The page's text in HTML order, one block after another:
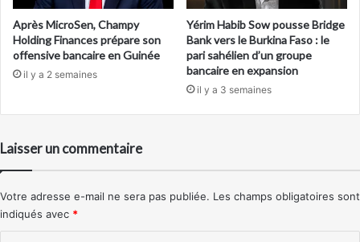
Après MicroSen, Champy
Holding Finances prépare son
offensive bancaire en Guinée
il y a 2 semaines
Yérim Habib Sow pousse Bridge
Bank vers le Burkina Faso : le
pari sahélien d’un groupe
bancaire en expansion
il y a 3 semaines
Laisser un commentaire
Votre adresse e-mail ne sera pas publiée. Les champs obligatoires sont
indiqués avec *